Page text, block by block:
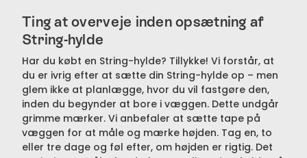
Ting at overveje inden opsætning af
String-hylde
Har du købt en String-hylde? Tillykke! Vi forstår, at
du er ivrig efter at sætte din String-hylde op – men
glem ikke at planlægge, hvor du vil fastgøre den,
inden du begynder at bore i væggen. Dette undgår
grimme mærker. Vi anbefaler at sætte tape på
væggen for at måle og mærke højden. Tag en, to
eller tre dage og føl efter, om højden er rigtig. Det